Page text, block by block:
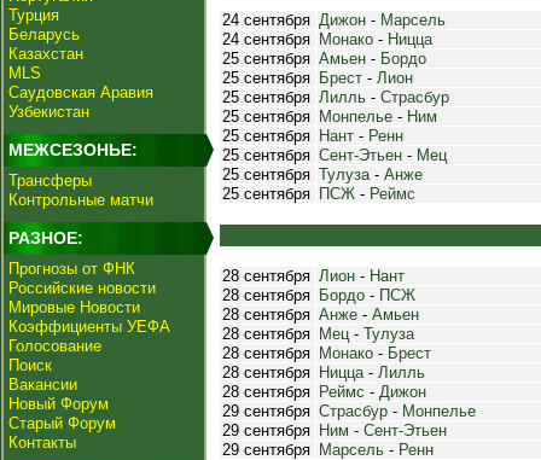
Турция
Беларусь
Казахстан
MLS
Саудовская Аравия
Узбекистан
МЕЖСЕЗОНЬЕ:
Трансферы
Контрольные матчи
РАЗНОЕ:
Прогнозы от ФНК
Российские новости
Мировые Новости
Коэффициенты УЕФА
Голосование
Поиск
Вакансии
Новый Форум
Старый Форум
Контакты
24 сентября Дижон - Марсель
24 сентября Монако - Ницца
25 сентября Амьен - Бордо
25 сентября Брест - Лион
25 сентября Лилль - Страсбур
25 сентября Монпелье - Ним
25 сентября Нант - Ренн
25 сентября Сент-Этьен - Мец
25 сентября Тулуза- Анже
25 сентября ПСЖ - Реймс
28 сентября Лион - Нант
28 сентября Бордо - ПСЖ
28 сентября Анже - Амьен
28 сентября Мец- Тулуза
28 сентября Монако - Брест
28 сентября Ницца- Лилль
28 сентября Реймс - Дижон
29 сентября Страсбур - Монпелье
29 сентября Ним - Сент-Этьен
29 сентября Марсель - Ренн